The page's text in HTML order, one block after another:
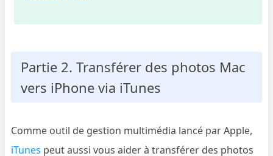
Partie 2. Transférer des photos Mac
vers iPhone via iTunes
Comme outil de gestion multimédia lancé par Apple,
iTunes peut aussi vous aider à transférer des photos